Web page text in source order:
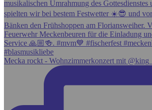
Mecka rockt - Wohnzimmerkonzert mit